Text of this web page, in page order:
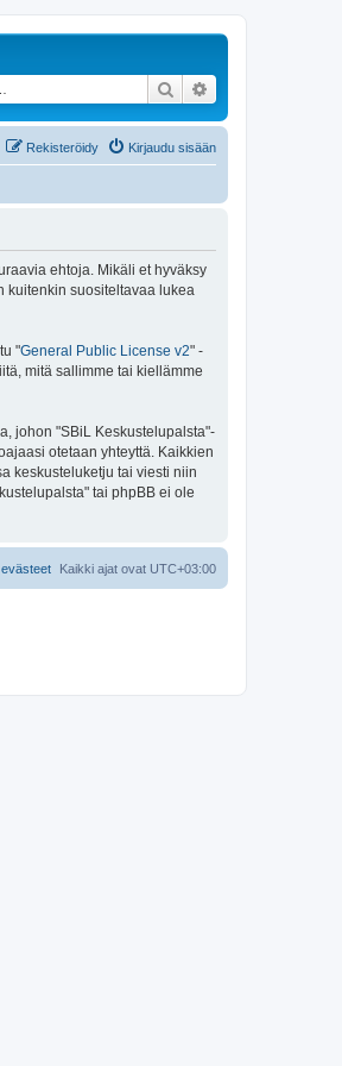
Etsi
Kirjaudu sisään
Rekisteröidy
ehtoja. Mikäli et hyväksy
kuitenkin suositeltavaa lukea
"General Public License v2" -
mitä sallimme tai kiellämme
johon "SBiL Keskustelupalsta"-
otetaan yhteyttä. Kaikkien
keskusteluketju tai viesti niin
tai phpBB ei ole
Kaikki ajat ovat UTC+03:00